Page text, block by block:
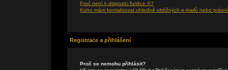
Proč není k dispozici funkce X?
Koho mám kontaktovat ohledně obtížných e-mailů nebo
Registrace a přihlášení
Proč se nemohu přihlásit?